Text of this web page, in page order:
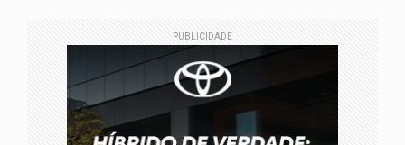
PUBLICIDADE